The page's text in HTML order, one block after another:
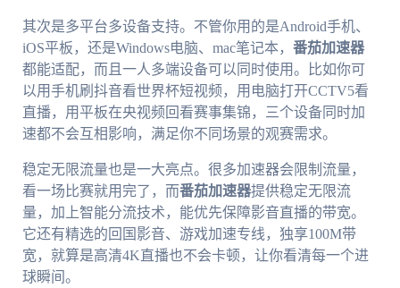
其次是多平台多设备支持。不管你用的是Android手机、
iOS平板，还是Windows电脑、mac笔记本， 番茄加速器
都能适配，而且一人多端设备可以同时使用。比如你可
以用手机刷抖音看世界杯短视频，用电脑打开CCTV5看
直播，用平板在央视频回看赛事集锦，三个设备同时加
速都不会互相影响，满足你不同场景的观赛需求。
稳定无限流量也是一大亮点。很多加速器会限制流量，
看一场比赛就用完了，而番茄加速器提供稳定无限流
量，加上智能分流技术，能优先保障影音直播的带宽。
它还有精选的回国影音、游戏加速专线，独享100M带
宽，就算是高清4K直播也不会卡顿，让你看清每一个进
球瞬间。